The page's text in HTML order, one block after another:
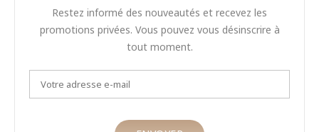
Restez informé des nouveautés et recevez les
promotions privées. Vous pouvez vous désinscrire à
tout moment.